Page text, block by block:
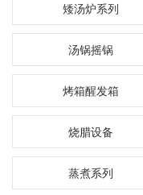
矮汤炉系列
汤锅摇锅
烤箱醒发箱
烧腊设备
蒸煮系列